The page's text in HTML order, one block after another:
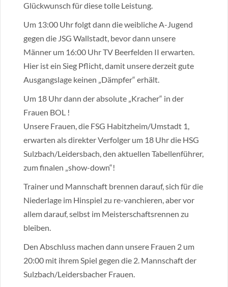
Glückwunsch für diese tolle Leistung.
Um 13:00 Uhr folgt dann die weibliche A-Jugend
gegen die JSG Wallstadt, bevor dann unsere
Männer um 16:00 Uhr TV Beerfelden II erwarten.
Hier ist ein Sieg Pflicht, damit unsere derzeit gute
Ausgangslage keinen „Dämpfer“ erhält.
Um 18 Uhr dann der absolute „Kracher“ in der
Frauen BOL !
Unsere Frauen, die FSG Habitzheim/Umstadt 1,
erwarten als direkter Verfolger um 18 Uhr die HSG
Sulzbach/Leidersbach, den aktuellen Tabellenführer,
zum finalen „show-down“!
Trainer und Mannschaft brennen darauf, sich für die
Niederlage im Hinspiel zu re-vanchieren, aber vor
allem darauf, selbst im Meisterschaftsrennen zu
bleiben.
Den Abschluss machen dann unsere Frauen 2 um
20:00 mit ihrem Spiel gegen die 2. Mannschaft der
Sulzbach/Leidersbacher Frauen.